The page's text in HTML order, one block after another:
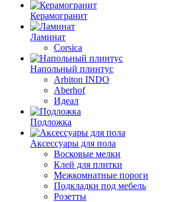
Керамогранит
Ламинат
Corsica
Напольный плинтус
Arbiton INDO
Aberhof
Идеал
Подложка
Аксессуары для пола
Восковые мелки
Клей для плитки
Межкомнатные пороги
Подкладки под мебель
Розетты